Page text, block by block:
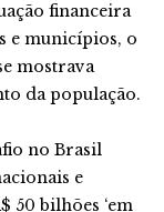
financeira
e municípios, o
mostrava
da população.
no Brasil
e
50 bilhões ‘em